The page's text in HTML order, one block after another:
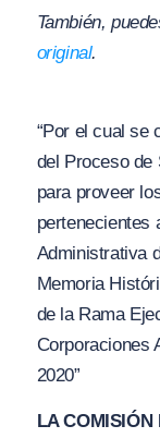
También,
original.
“Por el cual se
del Proceso de
para proveer
pertenecientes
Administrativa
Memoria
de la Rama
Corporaciones
2020”
LA